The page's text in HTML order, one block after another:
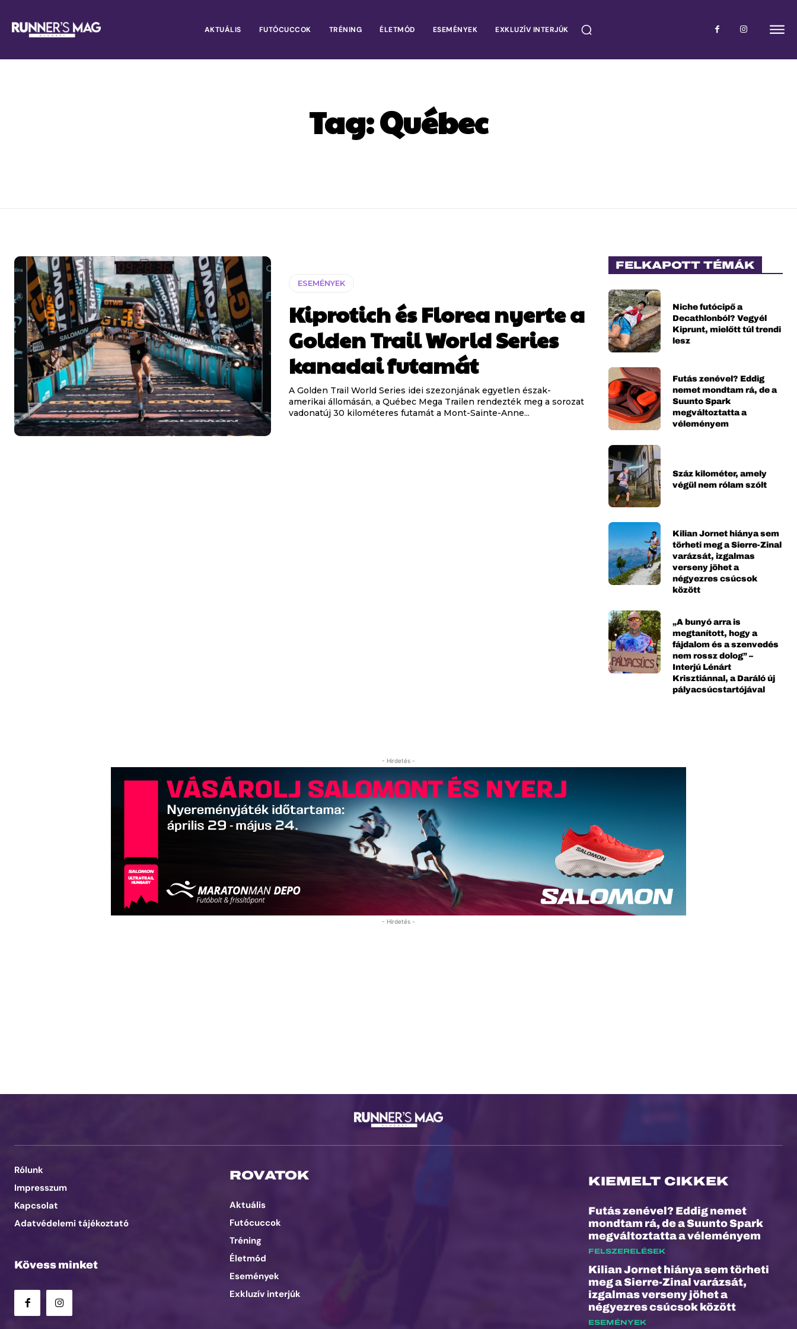
AKTUÁLIS FUTÓCUCCOK TRÉNING ÉLETMÓD ESEMÉNYEK EXKLUZÍV INTERJÚK
Tag:Québec
ESEMÉNYEK
Kiprotich és Florea nyerte a
Golden Trail World Series
kanadai futamát
A Golden Trail World Series idei szezonjának egyetlen észak-
amerikai állomásán, a Québec Mega Trailen rendezték meg a sorozat
vadonatúj 30 kilométeres futamát a Mont-Sainte-Anne...
FELKAPOTT TÉMÁK
Niche futócipő a
Decathlonból? Vegyél
Kiprunt, mielőtt túl trendi
lesz
Futás zenével? Eddig
nemet mondtam rá, de a
Suunto Spark
megváltoztatta a
véleményem
Száz kilométer, amely
végül nem rólam szólt
Kilian Jornet hiánya sem
törheti meg a Sierre-Zinal
varázsát, izgalmas
verseny jöhet a
négyezres csúcsok
között
„A bunyó arra is
megtanított, hogy a
fájdalom és a szenvedés
nem rossz dolog” –
Interjú Lénárt
Krisztiánnal, a Daráló új
pályacsúcstartójával
- Hirdetés -
- Hirdetés -
Rólunk
Impresszum
Kapcsolat
Adatvédelemi tájékoztató
Kövess minket
ROVATOK
Aktuális
Futócuccok
Tréning
Életmód
Események
Exkluzív interjúk
KIEMELT CIKKEK
Futás zenével? Eddig nemet
mondtam rá, de a Suunto Spark
megváltoztatta a véleményem
FELSZERELÉSEK
Kilian Jornet hiánya sem törheti
meg a Sierre-Zinal varázsát,
izgalmas verseny jöhet a
négyezres csúcsok között
ESEMÉNYEK